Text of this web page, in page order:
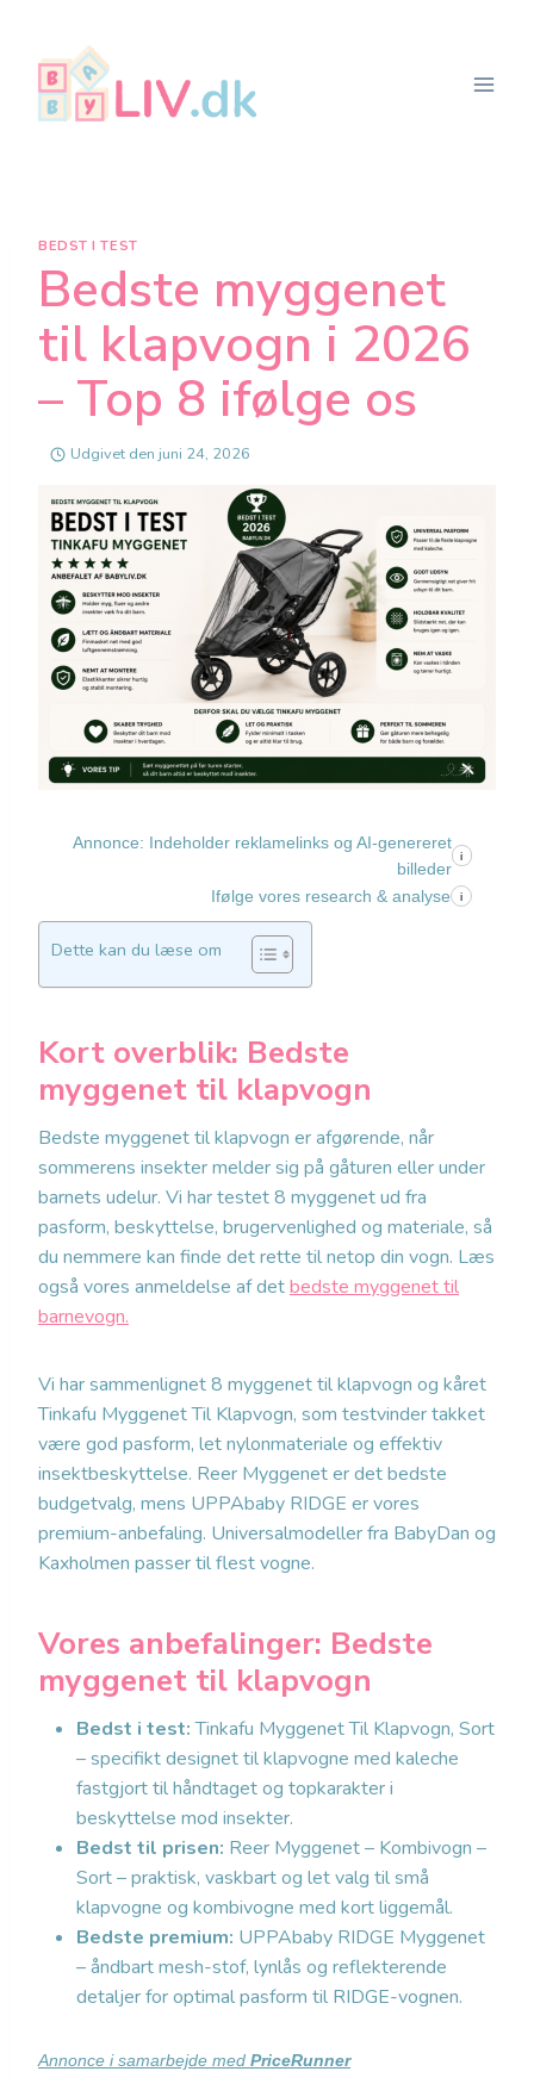
indhold
BEDST I TEST
Bedste myggenet
til klapvogn i 2026
– Top 8 ifølge os
Udgivet den juni 24, 2026
Annonce: Indeholder reklamelinks og AI-genereret
billeder
i
Ifølge vores research & analyse i
Dette kan du læse om
Kort overblik: Bedste
myggenet til klapvogn
Bedste myggenet til klapvogn er afgørende, når
sommerens insekter melder sig på gåturen eller under
barnets udelur. Vi har testet 8 myggenet ud fra
pasform, beskyttelse, brugervenlighed og materiale, så
du nemmere kan finde det rette til netop din vogn. Læs
også vores anmeldelse af detbedste myggenet til
barnevogn.
Vi har sammenlignet 8 myggenet til klapvogn og kåret
Tinkafu Myggenet Til Klapvogn, som testvinder takket
være god pasform, let nylonmateriale og effektiv
insektbeskyttelse. Reer Myggenet er det bedste
budgetvalg, mens UPPAbaby RIDGE er vores
premium-anbefaling. Universalmodeller fra BabyDan og
Kaxholmen passer til flest vogne.
Vores anbefalinger: Bedste
myggenet til klapvogn
Bedst i test:Tinkafu Myggenet Til Klapvogn, Sort
– specifikt designet til klapvogne med kaleche
fastgjort til håndtaget og topkarakter i
beskyttelse mod insekter.
Bedst til prisen: Reer Myggenet – Kombivogn –
Sort – praktisk, vaskbart og let valg til små
klapvogne og kombivogne med kort liggemål.
Bedste premium: UPPAbaby RIDGE Myggenet
– åndbart mesh-stof, lynlås og reflekterende
detaljer for optimal pasform til RIDGE-vognen.
Annonce i samarbejde med PriceRunner